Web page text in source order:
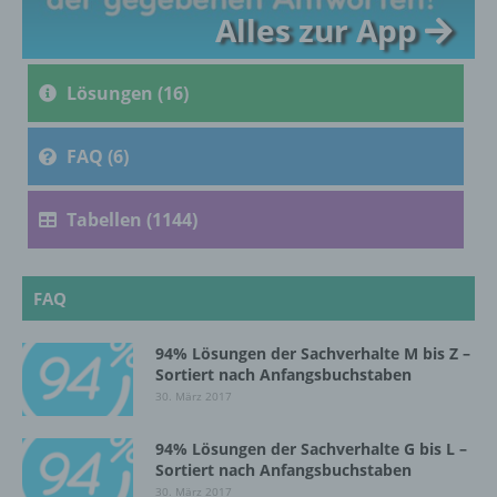
Alles zur App
Lösungen (16)
FAQ (6)
Tabellen (1144)
FAQ
94% Lösungen der Sachverhalte M bis Z –
Sortiert nach Anfangsbuchstaben
30. März 2017
94% Lösungen der Sachverhalte G bis L –
Sortiert nach Anfangsbuchstaben
30. März 2017
automatisierter Verfahren ausgeführte
Vorgang oder jede solche Vorgangsreihe im
Daten wie das Erheben, das Erfassen, die
Organisation, das Ordnen, die Speicherung,
die Anpassung oder Veränderung, das
Auslesen, das Abfragen, die Verwendung,
Verbreitung oder eine andere Form der
Verknüpfung, die Einschränkung, das
Löschen oder die Vernichtung.
d) Einschränkung der Verarbeitung
Einschränkung der Verarbeitung ist die